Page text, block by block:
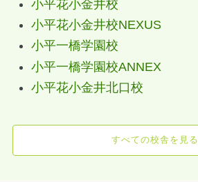
小平花小金井校
小平花小金井校NEXUS
小平一橋学園校
小平一橋学園校ANNEX
小平花小金井北口校
すべての校舎を見る